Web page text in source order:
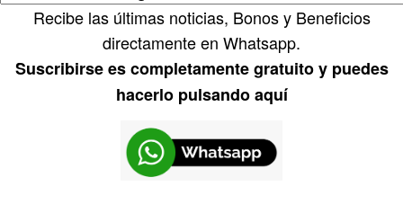
Recibe las últimas noticias, Bonos y Beneficios
directamente en Whatsapp.
Suscribirse es completamente gratuito y puedes
hacerlo pulsando aquí